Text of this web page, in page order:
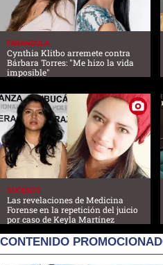
FARANDULA
Cynthia Klitbo arremete contra
Bárbara Torres: "Me hizo la vida
imposible"
SUCESOS
Las revelaciones de Medicina
Forense en la repetición del juicio
por caso de Keyla Martínez
CONTENIDO